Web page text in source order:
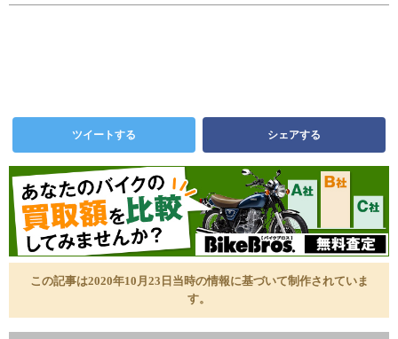
ツイートする シェアする
この記事は2020年10月23日当時の情報に基づいて制作されていま
す。